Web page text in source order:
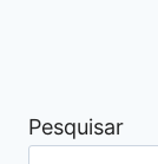
Pesquisar